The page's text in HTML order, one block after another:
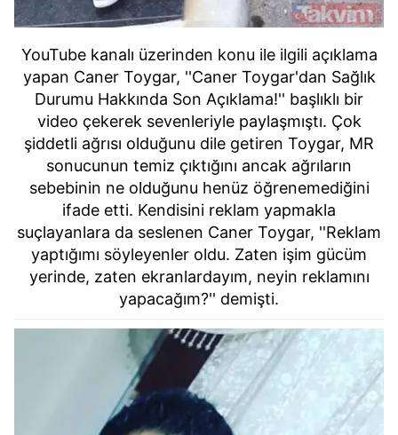
YouTube kanalı üzerinden konu ile ilgili açıklama
yapan Caner Toygar, ''Caner Toygar'dan Sağlık
Durumu Hakkında Son Açıklama!'' başlıklı bir
video çekerek sevenleriyle paylaşmıştı. Çok
şiddetli ağrısı olduğunu dile getiren Toygar, MR
sonucunun temiz çıktığını ancak ağrıların
sebebinin ne olduğunu henüz öğrenemediğini
ifade etti. Kendisini reklam yapmakla
suçlayanlara da seslenen Caner Toygar, ''Reklam
yaptığımı söyleyenler oldu. Zaten işim gücüm
yerinde, zaten ekranlardayım, neyin reklamını
yapacağım?'' demişti.